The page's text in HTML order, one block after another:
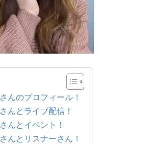
さんのプロフィール！
さんとライブ配信！
さんとイベント！
さんとリスナーさん！